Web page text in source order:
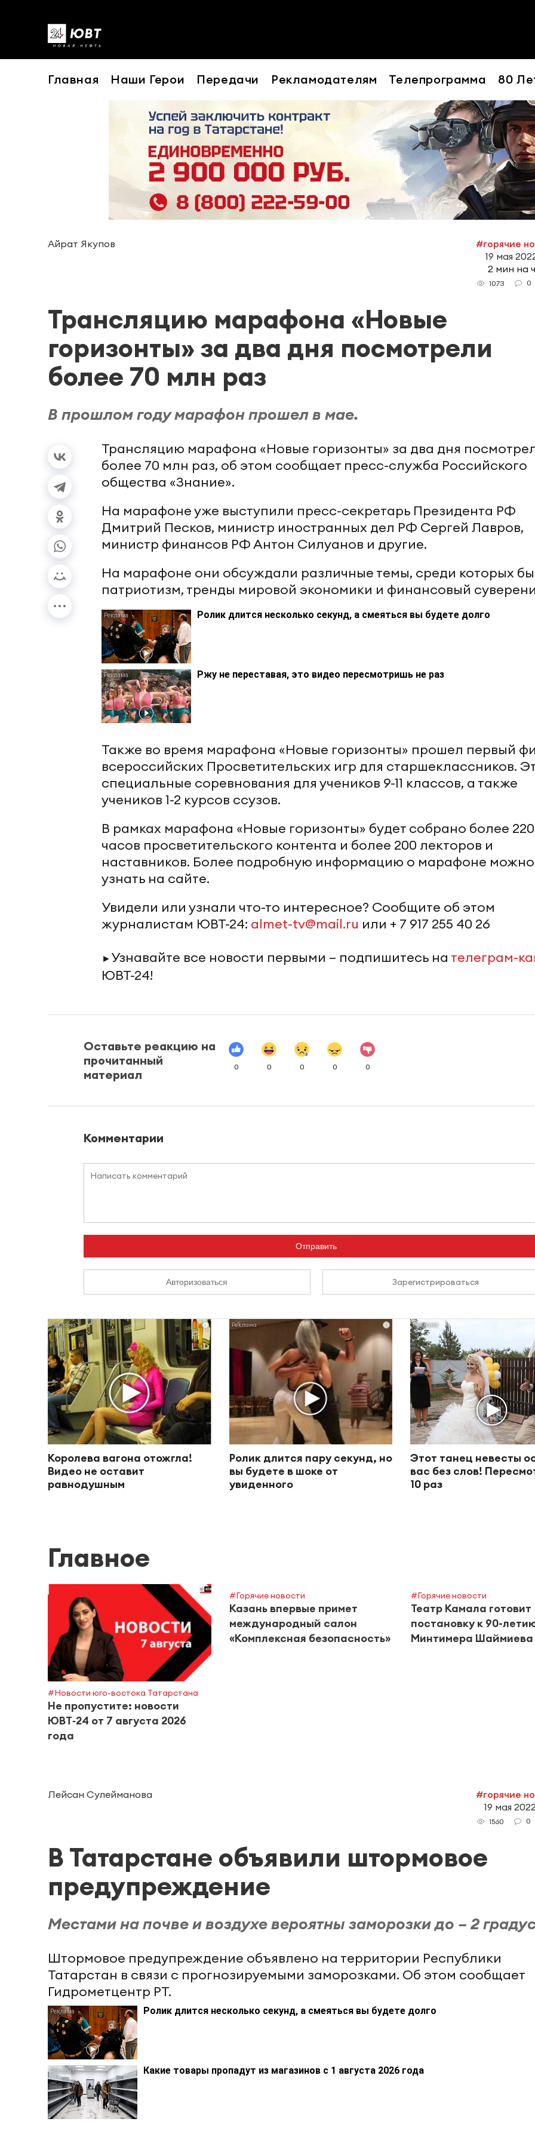
Главная Наши Герои Передачи Рекламодателям Телепрограмма 80
Айрат Якупов
#горячие
19 мая
2 мин на
1073 0
Трансляцию марафона «Новые
горизонты» за два дня посмотрели
более 70 млн раз
В прошлом году марафон прошел в мае.
Трансляцию марафона «Новые горизонты» за два дня
более 70 млн раз, об этом сообщает пресс-служба Российского
общества «Знание».
На марафоне уже выступили пресс-секретарь Президента РФ
Дмитрий Песков, министр иностранных дел РФ Сергей Лавров,
министр финансов РФ Антон Силуанов и другие.
На марафоне они обсуждали различные темы, среди которых
патриотизм, тренды мировой экономики и финансовый
Ролик длится несколько секунд, а смеяться вы будете долго
Ржу не переставая, это видео пересмотришь не раз
Также во время марафона «Новые горизонты» прошел первый
всероссийских Просветительских игр для старшеклассников.
специальные соревнования для учеников 9-11 классов, а также
учеников 1-2 курсов ссузов.
В рамках марафона «Новые горизонты» будет собрано более 220
часов просветительского контента и более 200 лекторов и
наставников. Более подробную информацию о марафоне можно
узнать на сайте.
Увидели или узнали что-то интересное? Сообщите об этом
журналистам ЮВТ-24: almet-tv@mail.ru или + 7 917 255 40 26
► Узнавайте все новости первыми – подпишитесь на телеграм-
ЮВТ-24!
Оставьте реакцию на
прочитанный
материал
0 0 0 0 0
Комментарии
Отправить
Авторизоваться Зарегистрироваться
i
Королева вагона отожгла!
Видео не оставит
равнодушным
i
Ролик длится пару секунд, но
вы будете в шоке от
увиденного
Этот танец невесты
вас без слов!
10 раз
Главное
#Новости юго-востока Татарстана
Не пропустите: новости
ЮВТ‑24 от 7 августа 2026
года
#Горячие новости
Казань впервые примет
международный салон
«Комплексная безопасность»
#Горячие новости
Театр Камала готовит
постановку к 90-
Минтимера Шаймиева
Лейсан Сулейманова
#горячие
19 мая
1560 0
В Татарстане объявили штормовое
предупреждение
Местами на почве и воздухе вероятны заморозки до – 2
Штормовое предупреждение объявлено на территории Республики
Татарстан в связи с прогнозируемыми заморозками. Об этом сообщает
Гидрометцентр РТ.
Ролик длится несколько секунд, а смеяться вы будете долго
Какие товары пропадут из магазинов с 1 августа 2026 года